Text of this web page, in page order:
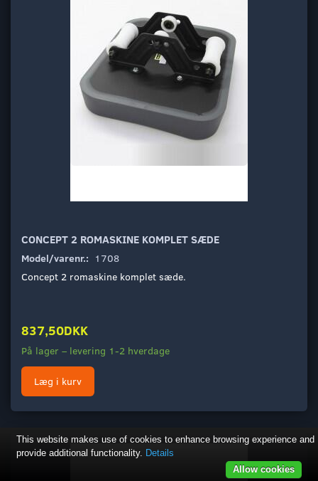
CONCEPT 2 ROMASKINE KOMPLET SÆDE
Model/varenr.: 1708
Concept 2 romaskine komplet sæde.
837,50DKK
På lager – levering 1-2 hverdage
Læg i kurv
This website makes use of cookies to enhance browsing experience and
provide additional functionality. Details
Allow cookies